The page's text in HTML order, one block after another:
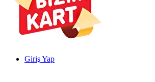
Giriş Yap